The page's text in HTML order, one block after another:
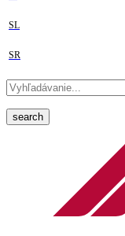
SL
SR
search